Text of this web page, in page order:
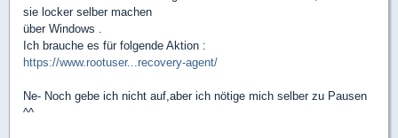
sie locker selber machen
über Windows .
Ich brauche es für folgende Aktion :
https://www.rootuser...recovery-agent/
Ne- Noch gebe ich nicht auf,aber ich nötige mich selber zu Pausen
^^